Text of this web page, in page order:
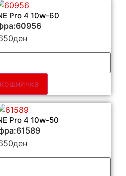
Pro 4 10w-60
ден
Pro 4 10w-50
ден